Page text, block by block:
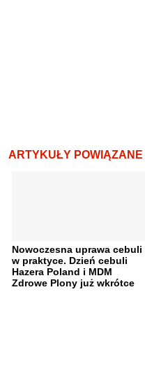
ARTYKUŁY POWIĄZANE
Nowoczesna uprawa cebuli
w praktyce. Dzień cebuli
Hazera Poland i MDM
Zdrowe Plony już wkrótce